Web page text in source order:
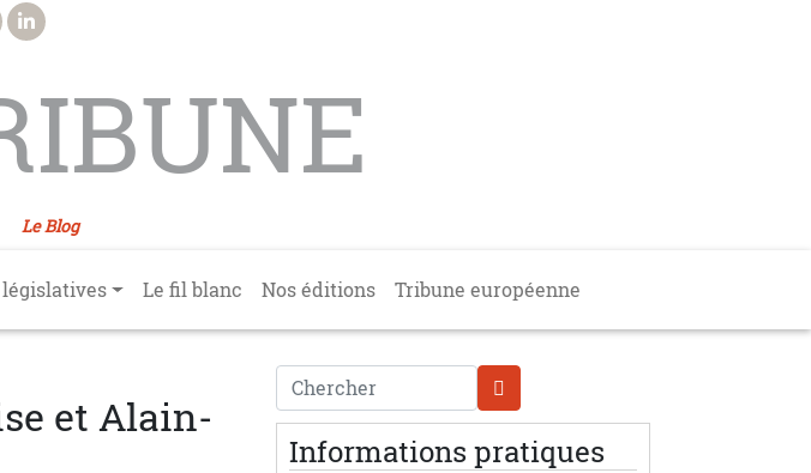
Le Blog
Le fil blanc Nos éditions Tribune européenne
et Alain-
Chercher
Informations pratiques